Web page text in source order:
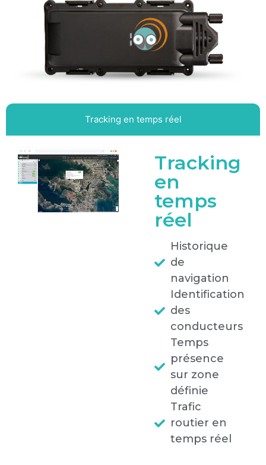
Tracking en temps réel
Tracking
en
temps
réel
Historique
de
navigation
Identification
des
conducteurs
Temps
présence
sur zone
définie
Trafic
routier en
temps réel